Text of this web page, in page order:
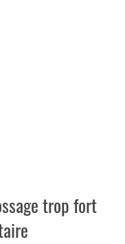
trop fort